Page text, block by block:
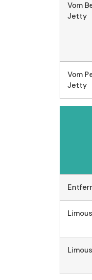
Vom
Jetty
Vom
Jetty